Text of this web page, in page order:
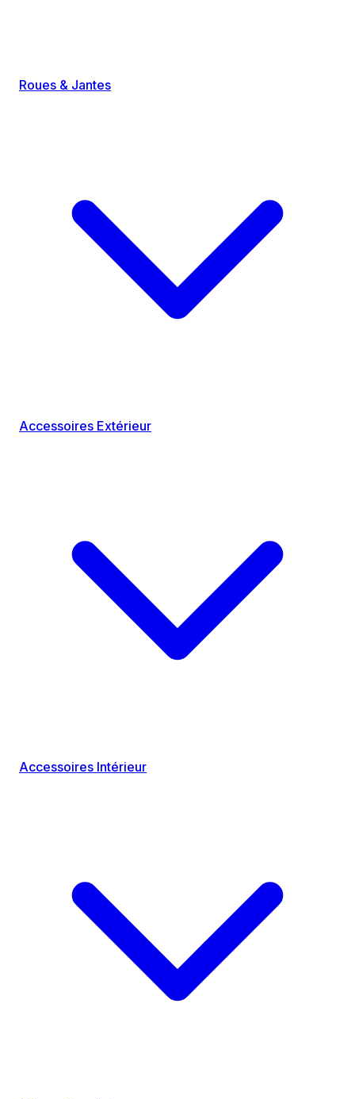
Roues & Jantes
Accessoires Extérieur
Accessoires Intérieur